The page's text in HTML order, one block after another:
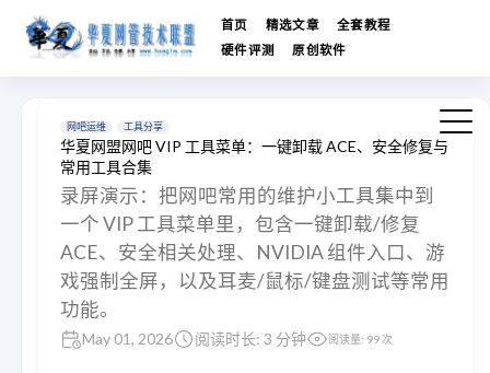
首页 精选文章
全套教程
硬件评测
原创软件
网吧运维 工具分享
华夏网盟网吧 VIP 工具菜单：一键卸载 ACE、安全修复与
常用工具合集
录屏演示：把网吧常用的维护小工具集中到
一个 VIP 工具菜单里，包含一键卸载/修复
ACE、安全相关处理、NVIDIA 组件入口、游
戏强制全屏，以及耳麦/鼠标/键盘测试等常用
功能。
May 01, 2026 阅读时长: 3 分钟 阅读量: 99 次